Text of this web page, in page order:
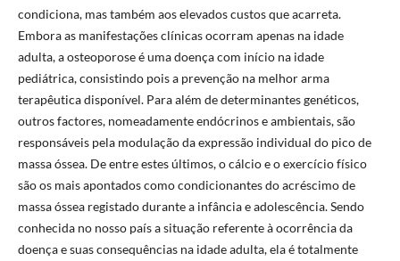
condiciona, mas também aos elevados custos que acarreta.
Embora as manifestações clínicas ocorram apenas na idade
adulta, a osteoporose é uma doença com início na idade
pediátrica, consistindo pois a prevenção na melhor arma
terapêutica disponível. Para além de determinantes genéticos,
outros factores, nomeadamente endócrinos e ambientais, são
responsáveis pela modulação da expressão individual do pico de
massa óssea. De entre estes últimos, o cálcio e o exercício físico
são os mais apontados como condicionantes do acréscimo de
massa óssea registado durante a infância e adolescência. Sendo
conhecida no nosso país a situação referente à ocorrência da
doença e suas consequências na idade adulta, ela é totalmente